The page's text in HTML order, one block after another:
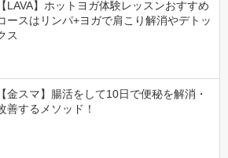
【LAVA】ホットヨガ体験レッスンおすすめ
ースはリンパ+ヨガで肩こり解消やデトッ
ス
【金スマ】腸活をして10日で便秘を解消・
善するメソッド！